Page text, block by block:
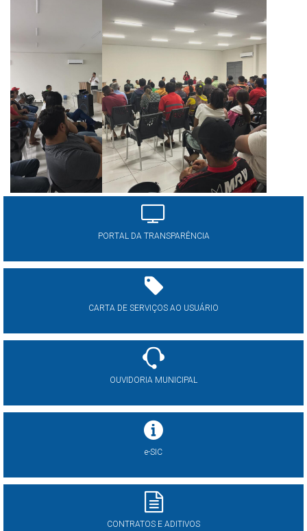
PORTAL DA TRANSPARÊNCIA
CARTA DE SERVIÇOS AO USUÁRIO
OUVIDORIA MUNICIPAL
e-SIC
CONTRATOS E ADITIVOS